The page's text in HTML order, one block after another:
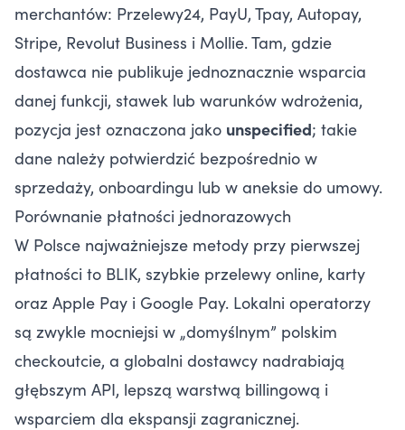
merchantów: Przelewy24, PayU, Tpay, Autopay,
Stripe, Revolut Business i Mollie. Tam, gdzie
dostawca nie publikuje jednoznacznie wsparcia
danej funkcji, stawek lub warunków wdrożenia,
pozycja jest oznaczona jako unspecified; takie
dane należy potwierdzić bezpośrednio w
sprzedaży, onboardingu lub w aneksie do umowy.
Porównanie płatności jednorazowych
W Polsce najważniejsze metody przy pierwszej
płatności to BLIK, szybkie przelewy online, karty
oraz Apple Pay i Google Pay. Lokalni operatorzy
są zwykle mocniejsi w „domyślnym” polskim
checkoutcie, a globalni dostawcy nadrabiają
głębszym API, lepszą warstwą billingową i
wsparciem dla ekspansji zagranicznej.